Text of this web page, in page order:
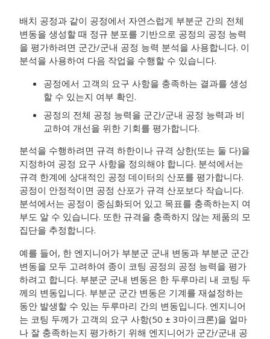
배치 공정과 같이 공정에서 자연스럽게 부분군 간의 전체
변동을 생성할 때 정규 분포를 기반으로 공정의 공정 능력
을 평가하려면 군간/군내 공정 능력 분석을 사용합니다. 이
분석을 사용하여 다음 작업을 수행할 수 있습니다.
공정에서 고객의 요구 사항을 충족하는 결과를 생성
할 수 있는지 여부 확인.
공정의 전체 공정 능력을 군간/군내 공정 능력과 비
교하여 개선을 위한 기회를 평가합니다.
분석을 수행하려면 규격 하한이나 규격 상한(또는 둘 다)을
지정하여 공정 요구 사항을 정의해야 합니다. 분석에서는
규격 한계에 상대적인 공정 데이터의 산포를 평가합니다.
공정이 안정적이면 공정 산포가 규격 산포보다 작습니다.
분석에서는 공정이 중심화되어 있고 목표를 충족하는지 여
부도 알 수 있습니다. 또한 규격을 충족하지 않는 제품의 모
집단을 추정합니다.
예를 들어, 한 엔지니어가 부분군 군내 변동과 부분군 군간
변동을 모두 고려하여 종이 코팅 공정의 공정 능력을 평가
하려고 합니다. 부분군 군내 변동은 한 두루마리 내 코팅 두
께의 변동입니다. 부분군 군간 변동은 기계를 재설정하는
동안 발생할 수 있는 두루마리 간의 변동입니다. 엔지니어
는 코팅 두께가 고객의 요구 사항(50 ± 3마이크론)을 얼마
나 잘 충족하는지 평가하기 위해 엔지니어가 군간/군내 공